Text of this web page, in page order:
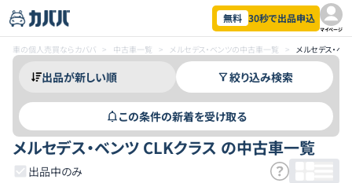
無料 30秒で出品申込
マイページ
車の個人売買ならカババ > 中古車一覧 > メルセデス・ベンツの中古車一覧 > メルセデス・ベ
絞り込み検索
この条件の新着を受け取る
メルセデス・ベンツ CLKクラス の中古車一覧
出品中のみ